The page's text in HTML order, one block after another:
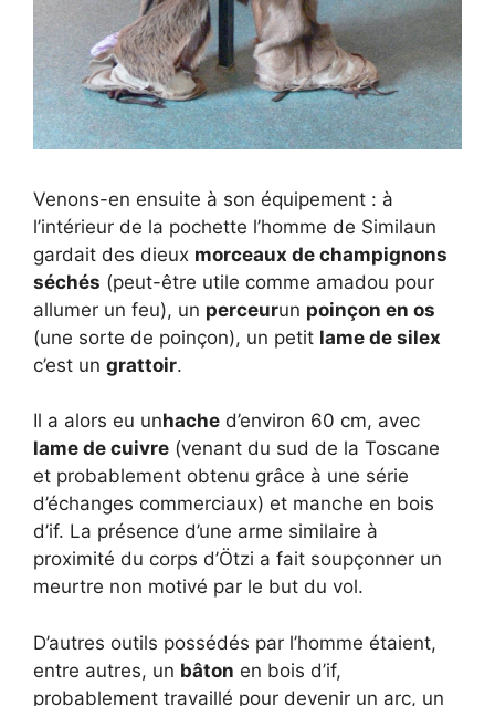
Venons-en ensuite à son équipement : à
l’intérieur de la pochette l’homme de Similaun
gardait des dieux morceaux de champignons
séchés (peut-être utile comme amadou pour
allumer un feu), un perceurun poinçon en os
(une sorte de poinçon), un petit lame de silex
c’est un grattoir.
Il a alors eu unhache d’environ 60 cm, avec
lame de cuivre (venant du sud de la Toscane
et probablement obtenu grâce à une série
d’échanges commerciaux) et manche en bois
d’if. La présence d’une arme similaire à
proximité du corps d’Ötzi a fait soupçonner un
meurtre non motivé par le but du vol.
D’autres outils possédés par l’homme étaient,
entre autres, un bâton en bois d’if,
probablement travaillé pour devenir un arc, un